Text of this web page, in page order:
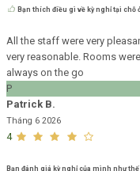
Bạn thích điều gì về kỳ nghỉ tại chỗ
All the staff were very
very reasonable. Rooms
always on the go
P
Patrick B.
Tháng 6 2026
4
Bạn đánh giá kỳ nghỉ của mình như